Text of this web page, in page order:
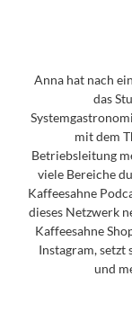
Anna hat nach
das
mit dem
Betriebsleitung
viele Bereiche
Kaffeesahne
dieses Netzwerk
Kaffeesahne
Instagram, setzt
und